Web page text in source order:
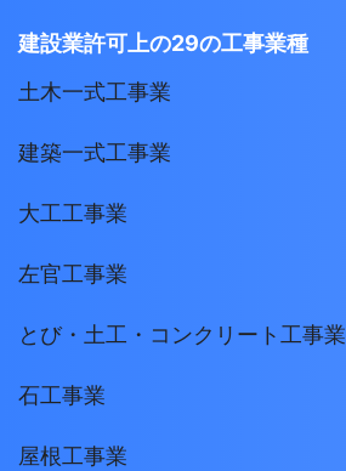
建設業許可上の29の工事業種
土木一式工事業
建築一式工事業
大工工事業
左官工事業
とび・土工・コンクリート工事業
石工事業
屋根工事業